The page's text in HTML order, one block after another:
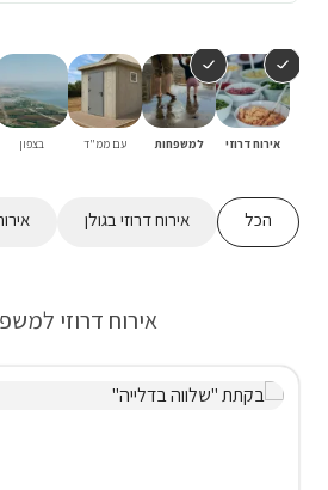
אירוח דרוזי למשפחות עם ממ"ד בצפון
הכל אירוח דרוזי בגולן
אירוח דרוזי